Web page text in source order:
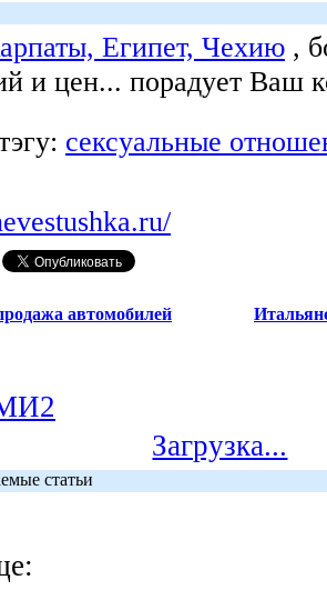
Египет, Чехию ,
и цен... порадует Ваш
сексуальные
автомобилей
Загрузка...
статьи